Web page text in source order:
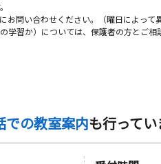
問い合わせください。（曜日によって
習か）については、保護者の方とご相
での教室案内も行って